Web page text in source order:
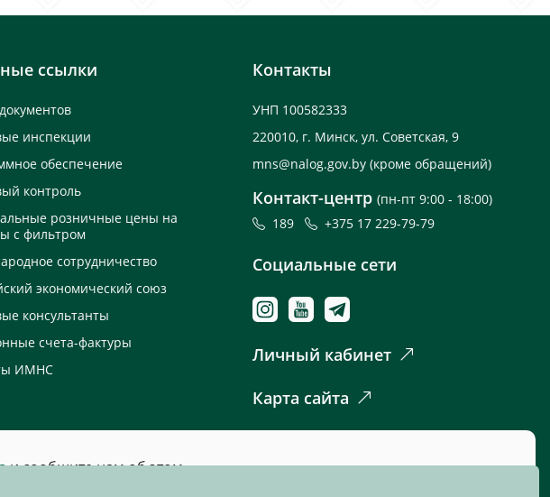
ссылки
инспекции
обеспечение
контроль
розничные цены на
с фильтром
сотрудничество
экономический союз
консультанты
счета-фактуры
ИМНС
Контакты
УНП 100582333
220010, г. Минск, ул. Советская, 9
mns@nalog.gov.by (кроме обращений)
Контакт-центр (пн-пт 9:00 - 18:00)
189
+375 17 229-79-79
Социальные сети
Личный кабинет
Карта сайта
и сообщите нам об этом.